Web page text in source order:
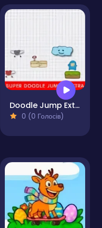
Doodle Jump Extra
0 (0 Голосів)